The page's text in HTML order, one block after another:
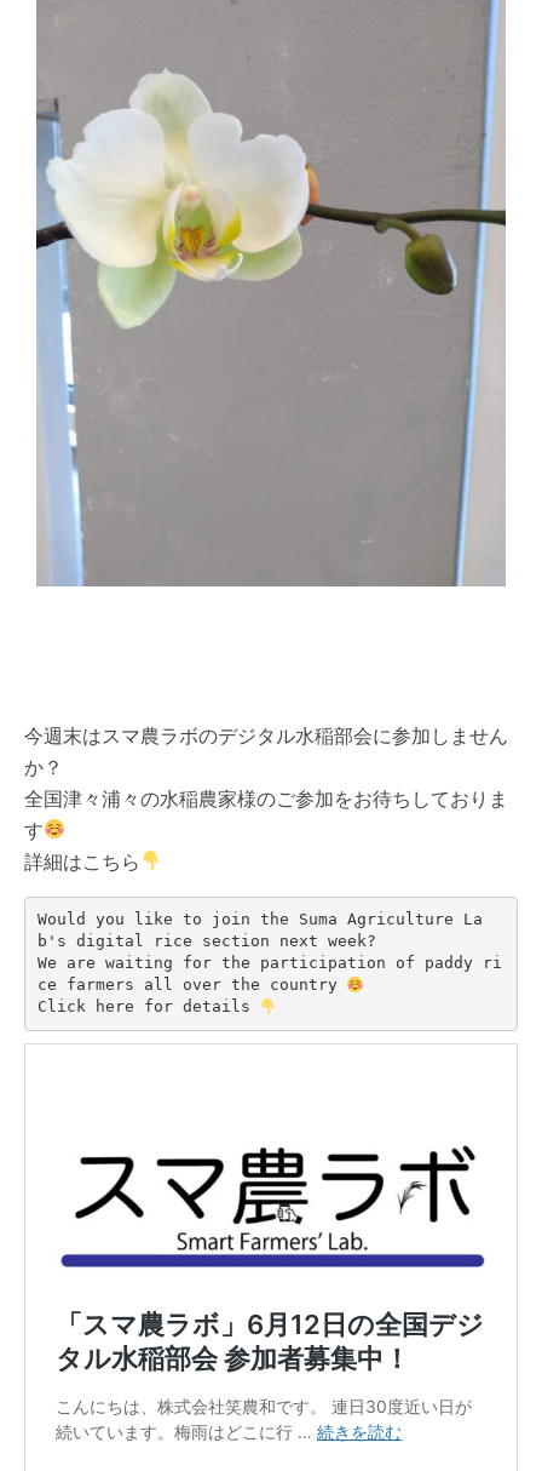
今週末はスマ農ラボのデジタル水稲部会に参加しません
か？
全国津々浦々の水稲農家様のご参加をお待ちしておりま
す
詳細はこちら
Would you like to join the Suma Agriculture La
b's digital rice section next week?
We are waiting for the participation of paddy ri
ce farmers all over the country
Click here for details